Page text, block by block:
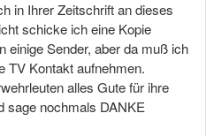
in Ihrer Zeitschrift an dieses
schicke ich eine Kopie
einige Sender, aber da muß ich
TV Kontakt aufnehmen.
alles Gute für ihre
sage nochmals DANKE